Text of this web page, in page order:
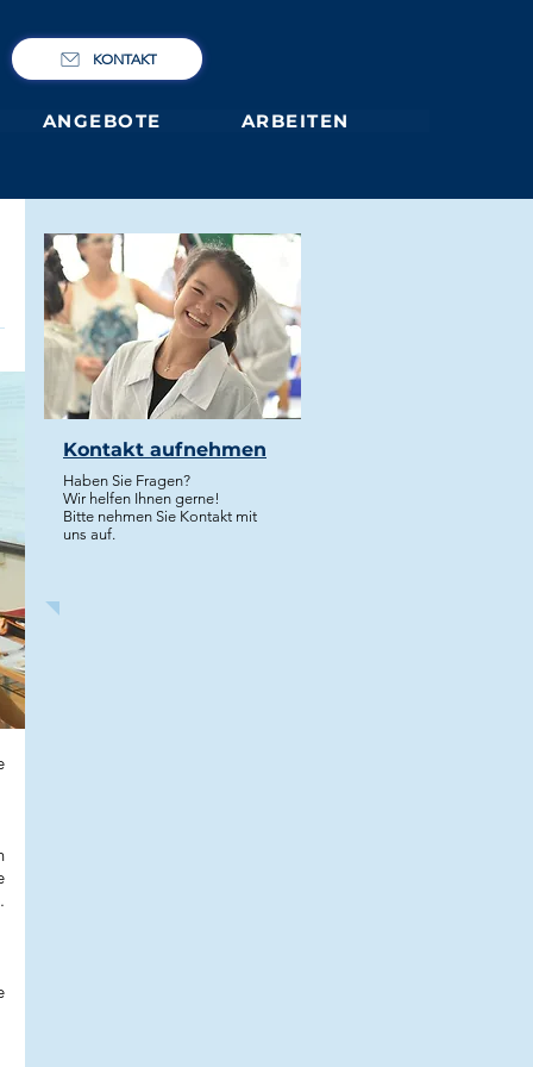
KONTAKT
ANGEBOTE ARBEITEN
Kontakt aufnehmen
Haben Sie Fragen?
Wir helfen Ihnen gerne!
Bitte nehmen Sie Kontakt mit
uns auf.